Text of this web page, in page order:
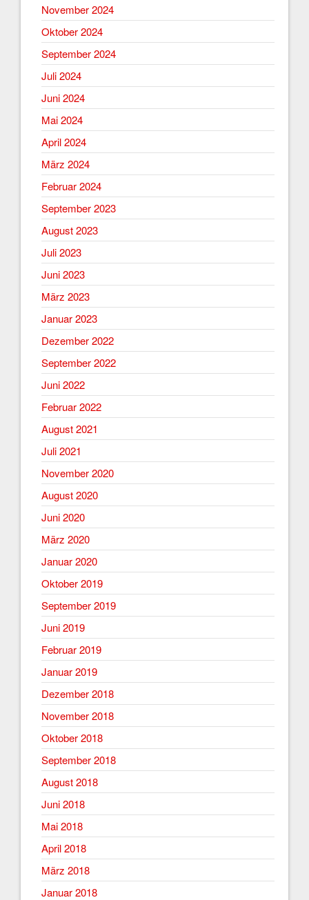
November 2024
Oktober 2024
September 2024
Juli 2024
Juni 2024
Mai 2024
April 2024
März 2024
Februar 2024
September 2023
August 2023
Juli 2023
Juni 2023
März 2023
Januar 2023
Dezember 2022
September 2022
Juni 2022
Februar 2022
August 2021
Juli 2021
November 2020
August 2020
Juni 2020
März 2020
Januar 2020
Oktober 2019
September 2019
Juni 2019
Februar 2019
Januar 2019
Dezember 2018
November 2018
Oktober 2018
September 2018
August 2018
Juni 2018
Mai 2018
April 2018
März 2018
Januar 2018